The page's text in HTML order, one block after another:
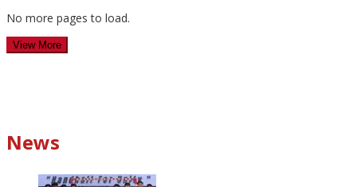
No more pages to load.
View More
News